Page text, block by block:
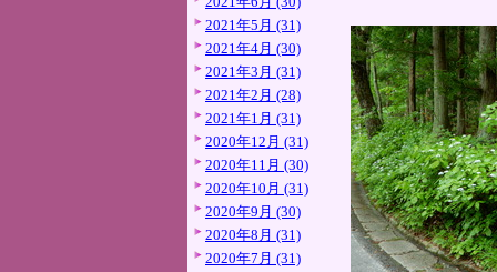
2021年5月 (31)
2021年4月 (30)
2021年3月 (31)
2021年2月 (28)
2021年1月 (31)
2020年12月 (31)
2020年11月 (30)
2020年10月 (31)
2020年9月 (30)
2020年8月 (31)
2020年7月 (31)